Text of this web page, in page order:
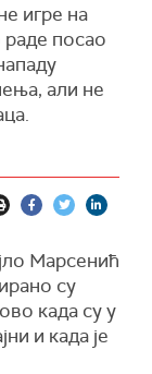
игре на
посао
али не
Марсенић
су
када су у
и када је